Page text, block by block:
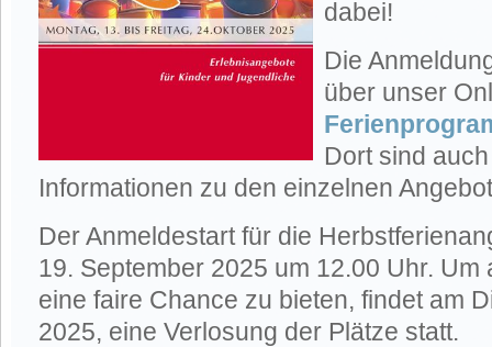
dabei!
Die
über unser
Dort sind
Informationen zu den einzelnen
Der Anmeldestart für die
19. September 2025 um 12.00 Uhr. Um
eine faire Chance zu bieten, findet am
2025, eine Verlosung der Plätze statt.